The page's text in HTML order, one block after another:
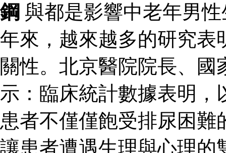
鋼 與都是影響中老年男
年來，越來越多的研究表
關性。北京醫院院長、
示：臨床統計數據表明，
患者不僅僅飽受排尿困
讓患者遭遇生理與心理的